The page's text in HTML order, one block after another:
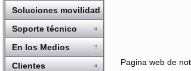
Soluciones movilidad
Soporte técnico
En los Medios
Clientes
Pagina web de